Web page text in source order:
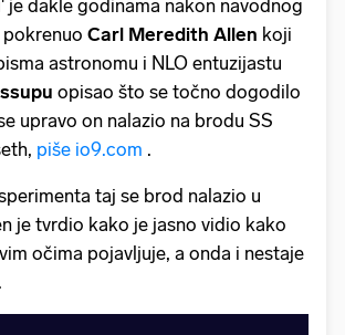
je dakle godinama nakon navodnog
Carl Meredith Allen koji
astronomu i NLO entuzijastu
opisao što se točno dogodilo
upravo on nalazio na brodu SS
piše io9.com .
taj se brod nalazio u
je tvrdio kako je jasno vidio kako
očima pojavljuje, a onda i nestaje